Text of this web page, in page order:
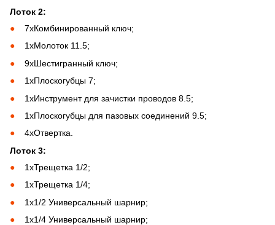
Лоток 2:
7хКомбинированный ключ;
1хМолоток 11.5;
9хШестигранный ключ;
1хПлоскогубцы 7;
1хИнструмент для зачистки проводов 8.5;
1хПлоскогубцы для пазовых соединений 9.5;
4хОтвертка.
Лоток 3:
1хТрещетка 1/2;
1хТрещетка 1/4;
1х1/2 Универсальный шарнир;
1х1/4 Универсальный шарнир;